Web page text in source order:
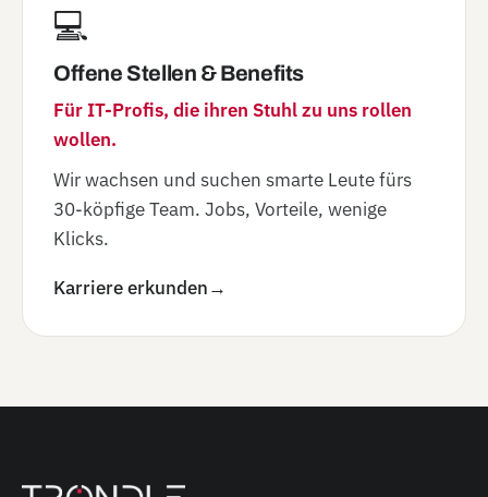
💻
Offene Stellen & Benefits
Für IT-Profis, die ihren Stuhl zu uns rollen
wollen.
Wir wachsen und suchen smarte Leute fürs
30-köpfige Team. Jobs, Vorteile, wenige
Klicks.
Karriere erkunden→